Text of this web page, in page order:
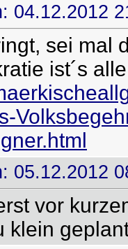
04.12.2012
sei mal
ist´s
05.12.2012
vor
klein